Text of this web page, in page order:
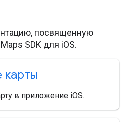
посвященную
SDK для iOS.
карты
в приложение iOS.